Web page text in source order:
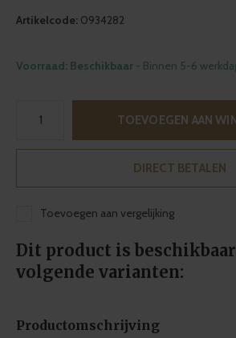
Artikelcode: 0934282
Voorraad: Beschikbaar - Binnen 5-6
TOEVOEGEN AAN
DIRECT BETALEN
Toevoegen aan vergelijking
Dit product is
volgende varianten:
Productomschrijving